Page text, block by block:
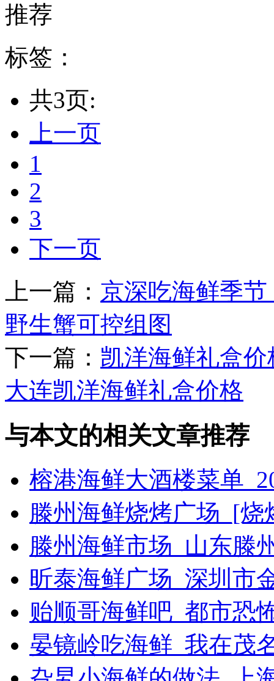
推荐
标签：
共3页:
上一页
1
2
3
下一页
上一篇： 京深吃海鲜季
野生蟹可控组图
下一篇： 凯洋海鲜礼盒
大连凯洋海鲜礼盒价格
与本文的相关文章推荐
榕港海鲜大酒楼菜单
滕州海鲜烧烤广场_[
滕州海鲜市场_山东滕
昕泰海鲜广场_深圳市
贻顺哥海鲜吧_都市恐
晏镜岭吃海鲜_我在茂